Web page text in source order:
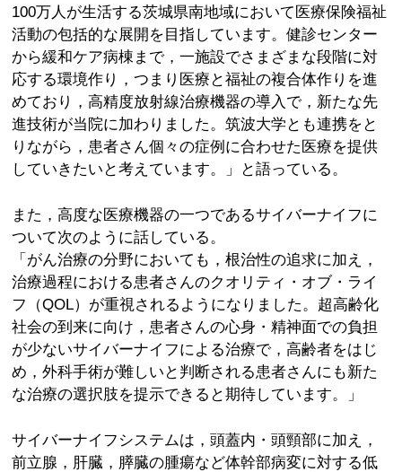
100万人が生活する茨城県南地域において医療保険福祉
活動の包括的な展開を目指しています。健診センター
から緩和ケア病棟まで，一施設でさまざまな段階に対
応する環境作り，つまり医療と福祉の複合体作りを進
めており，高精度放射線治療機器の導入で，新たな先
進技術が当院に加わりました。筑波大学とも連携をと
りながら，患者さん個々の症例に合わせた医療を提供
していきたいと考えています。」と語っている。
また，高度な医療機器の一つであるサイバーナイフに
ついて次のように話している。
「がん治療の分野においても，根治性の追求に加え，
治療過程における患者さんのクオリティ・オブ・ライ
フ（QOL）が重視されるようになりました。超高齢化
社会の到来に向け，患者さんの心身・精神面での負担
が少ないサイバーナイフによる治療で，高齢者をはじ
め，外科手術が難しいと判断される患者さんにも新た
な治療の選択肢を提示できると期待しています。」
サイバーナイフシステムは，頭蓋内・頭頸部に加え，
前立腺，肝臓，膵臓の腫瘍など体幹部病変に対する低